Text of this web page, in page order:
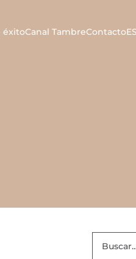
éxitoCanal TambreContactoES